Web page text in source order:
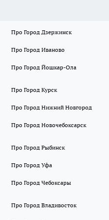
Про Город Дзержинск
Про Город Иваново
Про Город Йошкар-Ола
Про Город Курск
Про Город Нижний Новгород
Про Город Новочебоксарск
Про Город Рыбинск
Про Город Уфа
Про Город Чебоксары
Про Город Владивосток